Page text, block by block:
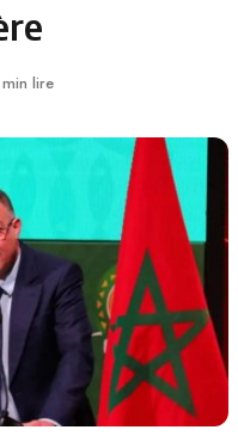
min lire